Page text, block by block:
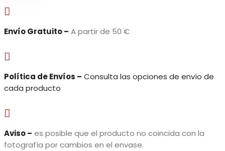
quantity

Envío Gratuito – A partir de 50 €

Política de Envíos – Consulta las opciones de envío de
cada producto

Aviso – es posible que el producto no coincida con la
fotografía por cambios en el envase.